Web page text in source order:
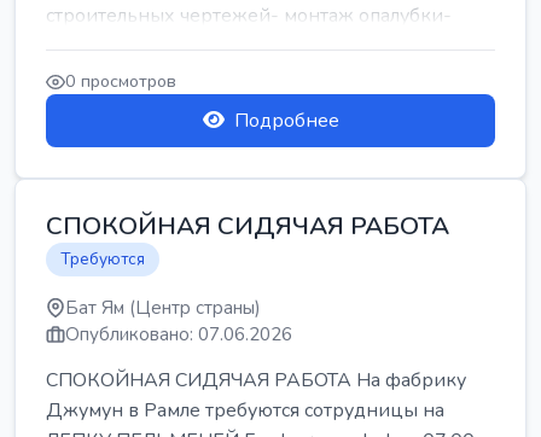
строительных чертежей- монтаж опалубки-
армокаркасыОпл...
0 просмотров
Подробнее
СПОКОЙНАЯ СИДЯЧАЯ РАБОТА
Требуются
Бат Ям (Центр страны)
Опубликовано: 07.06.2026
СПОКОЙНАЯ СИДЯЧАЯ РАБОТА На фабрику
Джумун в Рамле требуются сотрудницы на